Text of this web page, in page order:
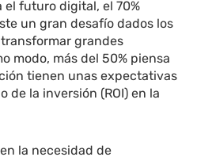
el futuro digital, el 70%
un gran desafío dados los
grandes
modo, más del 50% piensa
tienen unas expectativas
de la inversión (ROI) en la
la necesidad de